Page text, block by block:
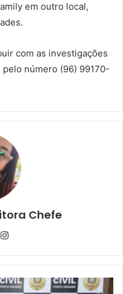
em outro local,
com as investigações
pelo número (96) 99170-
Chefe
Instagram